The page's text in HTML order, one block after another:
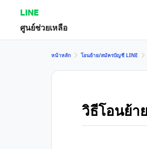
LINE
ศูนย์ช่วยเหลือ
หน้าหลัก โอนย้าย/สมัครบัญชี LINE
วิธีโอนย้